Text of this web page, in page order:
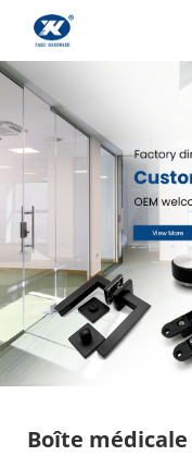
Boîte médicale